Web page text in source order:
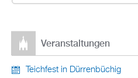
Veranstaltungen
Teichfest in Dürrenbüchig